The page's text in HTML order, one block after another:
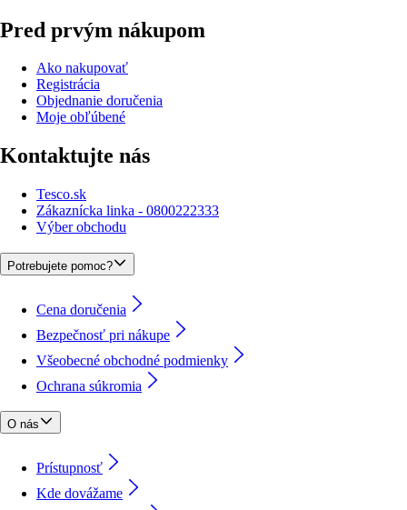
Pred prvým nákupom
Ako nakupovať
Registrácia
Objednanie doručenia
Moje obľúbené
Kontaktujte nás
Tesco.sk
Zákaznícka linka - 0800222333
Výber obchodu
Potrebujete pomoc?
Cena doručenia
Bezpečnosť pri nákupe
Všeobecné obchodné podmienky
Ochrana súkromia
O nás
Prístupnosť
Kde dovážame